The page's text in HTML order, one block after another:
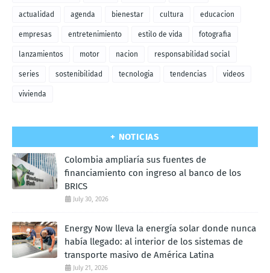
actualidad agenda bienestar cultura educacion
empresas entretenimiento estilo de vida fotografia
lanzamientos motor nacion responsabilidad social
series sostenibilidad tecnologia tendencias videos
vivienda
+ NOTICIAS
Colombia ampliaría sus fuentes de
financiamiento con ingreso al banco de los
BRICS
July 30, 2026
Energy Now lleva la energía solar donde nunca
había llegado: al interior de los sistemas de
transporte masivo de América Latina
July 21, 2026